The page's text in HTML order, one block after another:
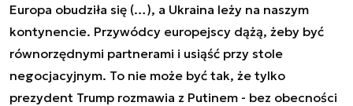
Europa obudziła się (…), a Ukraina leży na naszym
kontynencie. Przywódcy europejscy dążą, żeby być
równorzędnymi partnerami i usiąść przy stole
negocjacyjnym. To nie może być tak, że tylko
prezydent Trump rozmawia z Putinem - bez obecności